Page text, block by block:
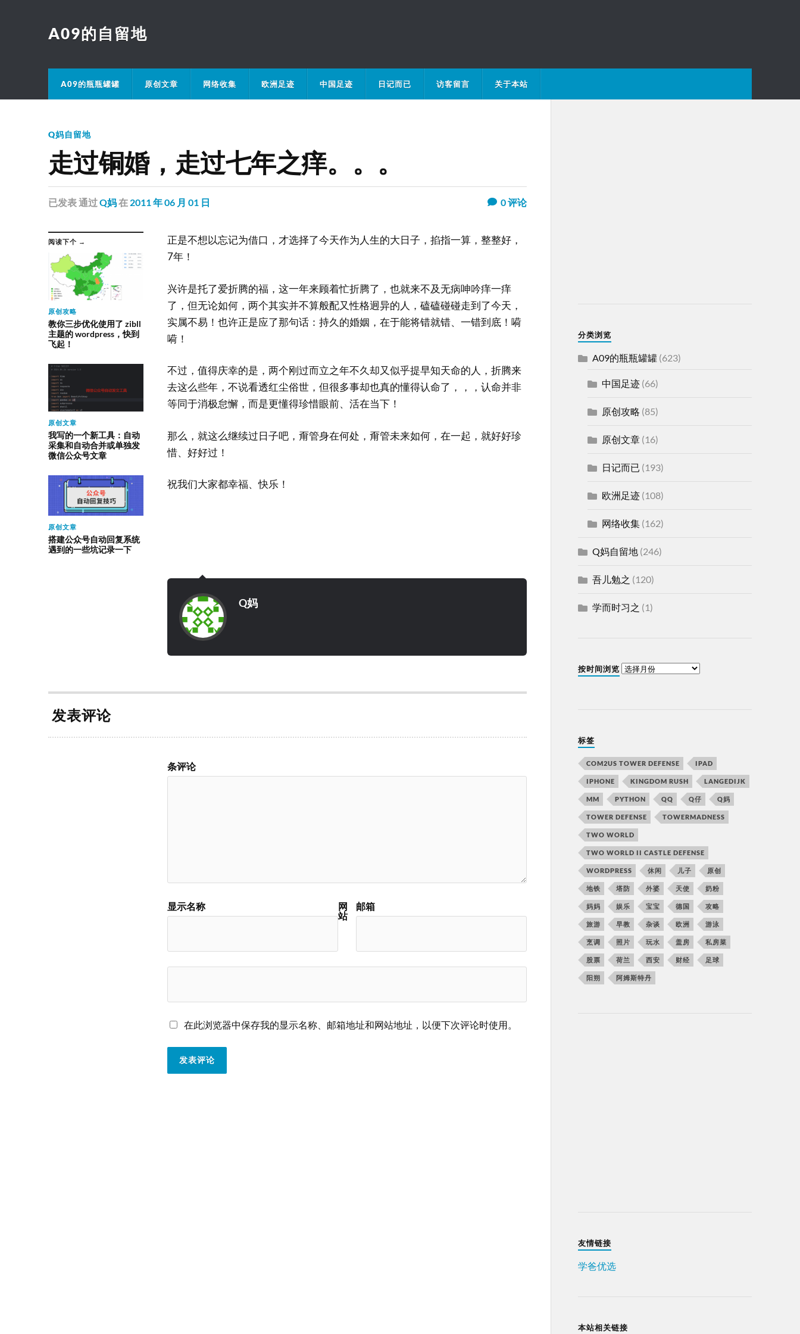
A09的自留地
A09的瓶瓶罐罐 原创文章 网络收集 欧洲足迹 中国足迹 日记而已 访客留言 关于本站
Q妈自留地
走过铜婚，走过七年之痒。。。
已发表通过Q妈在 2011 年 06 月 01 日 0评论
阅读下个 →
原创攻略
教你三步优化使用了 zibll
主题的 wordpress，快到
飞起！
原创文章
我写的一个新工具：自动
采集和自动合并或单独发
微信公众号文章
原创文章
搭建公众号自动回复系统
遇到的一些坑记录一下
正是不想以忘记为借口，才选择了今天作为人生的大日子，掐指一算，整整好，
7年！
兴许是托了爱折腾的福，这一年来顾着忙折腾了，也就来不及无病呻吟痒一痒
了，但无论如何，两个其实并不算般配又性格迥异的人，磕磕碰碰走到了今天，
实属不易！也许正是应了那句话：持久的婚姻，在于能将错就错、一错到底！嗬
嗬！
不过，值得庆幸的是，两个刚过而立之年不久却又似乎提早知天命的人，折腾来
去这么些年，不说看透红尘俗世，但很多事却也真的懂得认命了，，，认命并非
等同于消极怠懈，而是更懂得珍惜眼前、活在当下！
那么，就这么继续过日子吧，甭管身在何处，甭管未来如何，在一起，就好好珍
惜、好好过！
祝我们大家都幸福、快乐！
Q妈
发表评论
条评论
显示名称 邮箱
网
站
在此浏览器中保存我的显示名称、邮箱地址和网站地址，以便下次评论时使用。
分类浏览
A09的瓶瓶罐罐(623)
中国足迹(66)
原创攻略 (85)
原创文章(16)
日记而已 (193)
欧洲足迹(108)
网络收集(162)
Q妈自留地(246)
吾儿勉之 (120)
学而时习之 (1)
按时间浏览
标签
COM2US TOWER DEFENSE IPAD
IPHONE KINGDOM RUSH LANGEDIJK
MM PYTHON QQ Q仔 Q妈
TOWER DEFENSE TOWERMADNESS
TWO WORLD
TWO WORLD II CASTLE DEFENSE
WORDPRESS 休闲 儿子 原创
地铁 塔防 外婆 天使 奶粉
妈妈 娱乐 宝宝 德国 攻略
旅游 早教 杂谈 欧洲 游泳
烹调 照片 玩水 盖房 私房菜
股票 荷兰 西安 财经 足球
阳朔 阿姆斯特丹
友情链接
学爸优选
本站相关链接